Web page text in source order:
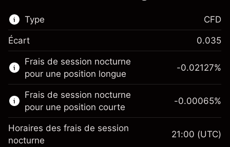
Type
Ce marché financier est disponible pour le
trading de CFD.
En savoir plus sur :
CFD
CFD
Écart 0.035
Frais de session nocturne
pour une position longue
-0.02127%
Frais de session nocturne
pour une position courte
-0.00065%
Horaires des frais de session
nocturne
21:00 (UTC)